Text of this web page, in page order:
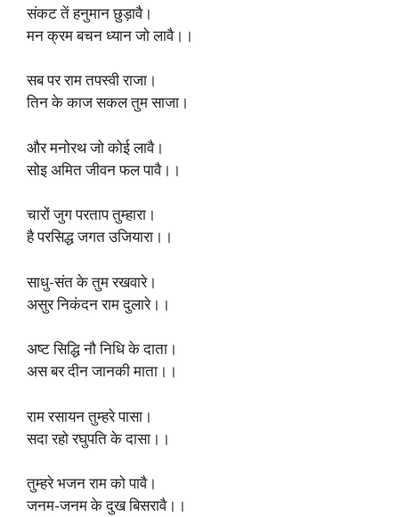
संकट तें हनुमान छुड़ावै।
मन क्रम बचन ध्यान जो लावै।।
सब पर राम तपस्वी राजा।
तिन के काज सकल तुम साजा।
और मनोरथ जो कोई लावै।
सोइ अमित जीवन फल पावै।।
चारों जुग परताप तुम्हारा।
है परसिद्ध जगत उजियारा।।
साधु-संत के तुम रखवारे।
असुर निकंदन राम दुलारे।।
अष्ट सिद्धि नौ निधि के दाता।
अस बर दीन जानकी माता।।
राम रसायन तुम्हरे पासा।
सदा रहो रघुपति के दासा।।
तुम्हरे भजन राम को पावै।
जनम-जनम के दुख बिसरावै।।